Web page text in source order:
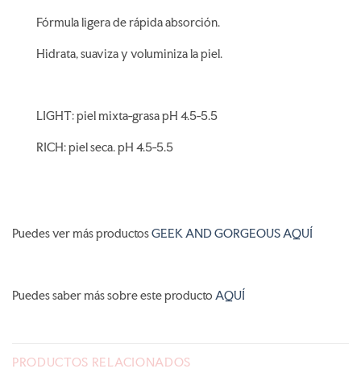
Fórmula ligera de rápida absorción.
Hidrata, suaviza y voluminiza la piel.
LIGHT: piel mixta-grasa pH 4.5-5.5
RICH: piel seca. pH 4.5-5.5
Puedes ver más productosGEEK AND GORGEOUS AQUÍ
Puedes saber más sobre este producto AQUÍ
PRODUCTOS RELACIONADOS